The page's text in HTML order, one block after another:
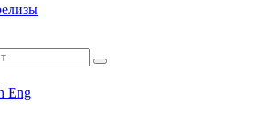
Eng